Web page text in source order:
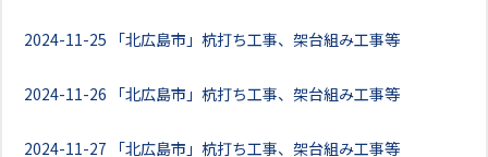
2024-11-25 「北広島市」杭打ち工事、架台組み工事等
2024-11-26 「北広島市」杭打ち工事、架台組み工事等
2024-11-27 「北広島市」杭打ち工事、架台組み工事等